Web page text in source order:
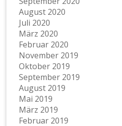
August 2020
Juli 2020
März 2020
Februar 2020
November 2019
Oktober 2019
September 2019
August 2019
Mai 2019
März 2019
Februar 2019